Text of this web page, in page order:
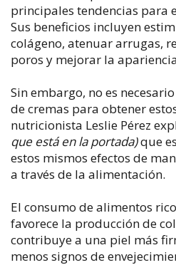
principales tendencias para
Sus beneficios incluyen
colágeno, atenuar arrugas,
poros y mejorar la
Sin embargo, no es
de cremas para obtener
nutricionista Leslie Pérez
que está en la portada)que
estos mismos efectos de
a través de la alimentación.
El consumo de alimentos
favorece la producción de
contribuye a una piel más
menos signos de